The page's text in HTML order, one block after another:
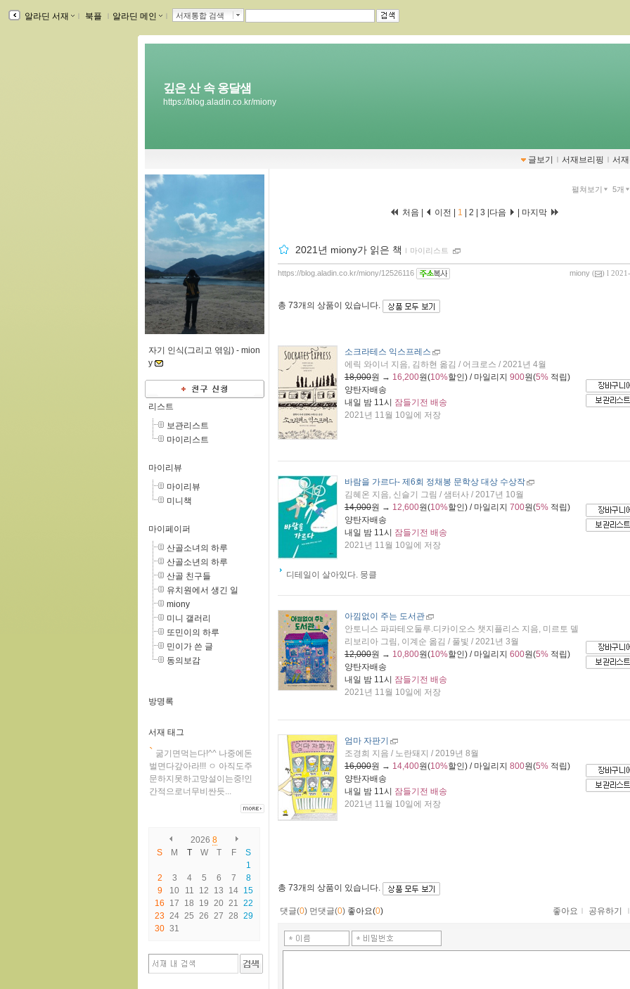
알라딘 서재 북플 알라딘 메인 서재통합 검색
깊은 산 속 옹달샘
https://blog.aladin.co.kr/miony
글보기 ｌ 서재브리핑 ｌ 서
자기 인식(그리고 엮임) - mion
y
리스트
보관리스트
마이리스트
마이리뷰
마이리뷰
미니책
마이페이퍼
산골소녀의 하루
산골소년의 하루
산골 친구들
유치원에서 생긴 일
miony
미니 갤러리
또민이의 하루
민이가 쓴 글
동의보감
방명록
서재 태그
` 굶기면먹는다!^^ 나중에돈
벌면다갚아라!!! ㅇ 아직도주
문하지못하고망설이는중!인
간적으로너무비싼듯...
2026 8
S
M T W T F
S
1
2
3 4 5 6 7
8
9
10 11 12 13 14 15
16
17 18 19 20 21
22
23 24 25 26 27 28 29
30 31
펼쳐보기 5개
처음 | 이전 | 1 2 3 다음 마지막
2021년 miony가 읽은 책 ｌ 마이리스트
miony ( ) l
https://blog.aladin.co.kr/miony/12526116
총 73개 의 상품이 있습니다.
소크라테스 익스프레스
에릭 와이너 지음, 김하현 옮김 / 어크로스 / 2021년 4월
18,000원 → 16,200원(10%할인) / 마일리지 900원(5% 적립)
양탄자배송
내일 밤 11시 잠들기전 배송
2021년 11월 10일에 저장
바람을 가르다- 제6회 정채봉 문학상 대상 수상작
김혜온 지음, 신슬기 그림 / 샘터사 / 2017년 10월
14,000원 → 12,600원(10%할인) / 마일리지 700원(5% 적립)
양탄자배송
내일 밤 11시 잠들기전 배송
2021년 11월 10일에 저장
디테일이 살아있다. 뭉클
아낌없이 주는 도서관
안토니스 파파테오둘루.디카이오스 챗지플리스 지음, 미르토 델
리보리아 그림, 이계순 옮김 / 풀빛 / 2021년 3월
12,000원 → 10,800원(10%할인) / 마일리지 600원(5% 적립)
양탄자배송
내일 밤 11시 잠들기전 배송
2021년 11월 10일에 저장
엄마 자판기
조경희 지음 / 노란돼지 / 2019년 8월
16,000원 → 14,400원(10%할인) / 마일리지 800원(5% 적립)
양탄자배송
내일 밤 11시 잠들기전 배송
2021년 11월 10일에 저장
총 73개 의 상품이 있습니다.
댓글(0) 먼댓글(0) 좋아요(0) 좋아요 ｌ 공유하기